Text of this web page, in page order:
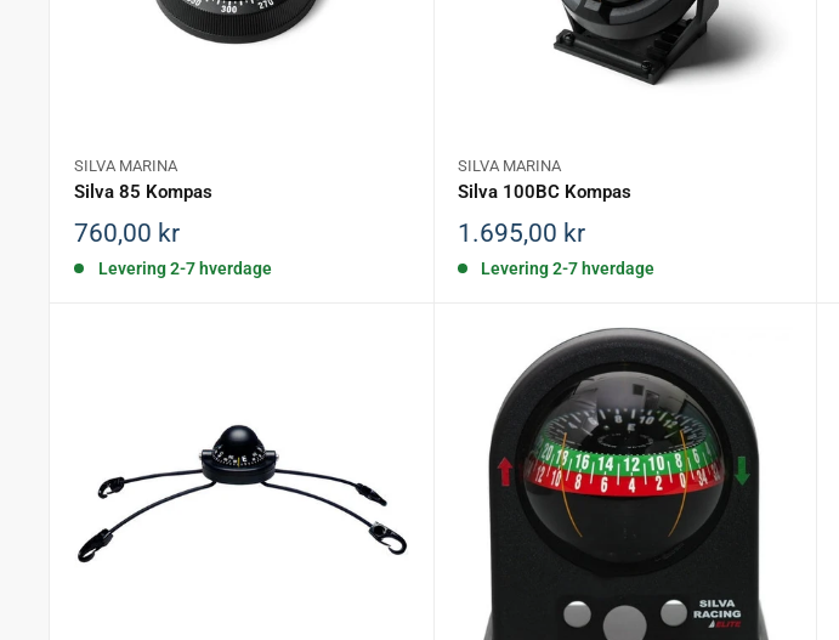
SILVA MARINA
Silva 85 Kompas
Salgspris
760,00 kr
Levering 2-7 hverdage
SILVA MARINA
Silva 100BC Kompas
Salgspris
1.695,00 kr
Levering 2-7 hverdage